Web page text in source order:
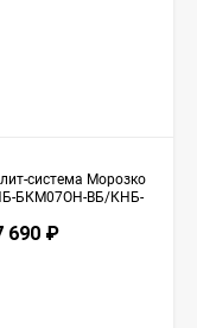
система Морозко
БКМ07ОН-ВБ/КНБ-
690 ₽